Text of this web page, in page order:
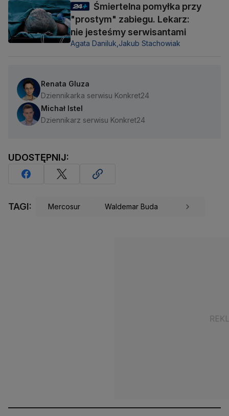
Śmiertelna pomyłka przy
"prostym" zabiegu. Lekarz:
nie jesteśmy serwisantami
Agata Daniluk, Jakub Stachowiak
Renata Gluza
Dziennikarka serwisu Konkret24
Michał Istel
Dziennikarz serwisu Konkret24
UDOSTĘPNIJ:
TAGI: Mercosur Waldemar Buda